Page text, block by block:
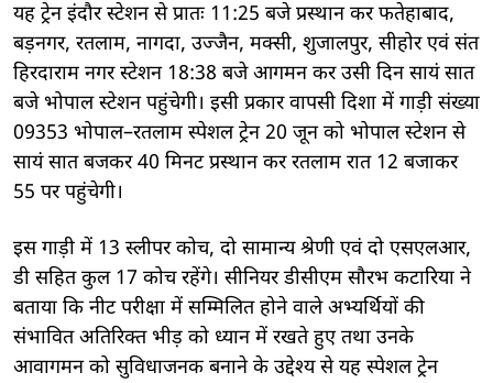
यह ट्रेन इंदौर स्टेशन से प्रातः 11:25 बजे प्रस्थान कर फतेहाबाद,
बड़नगर, रतलाम, नागदा, उज्जैन, मक्सी, शुजालपुर, सीहोर एवं संत
हिरदाराम नगर स्टेशन 18:38 बजे आगमन कर उसी दिन सायं सात
बजे भोपाल स्टेशन पहुंचेगी। इसी प्रकार वापसी दिशा में गाड़ी संख्या
09353 भोपाल–रतलाम स्पेशल ट्रेन 20 जून को भोपाल स्टेशन से
सायं सात बजकर 40 मिनट प्रस्थान कर रतलाम रात 12 बजाकर
55 पर पहुंचेगी।
इस गाड़ी में 13 स्लीपर कोच, दो सामान्य श्रेणी एवं दो एसएलआर,
डी सहित कुल 17 कोच रहेंगे। सीनियर डीसीएम सौरभ कटारिया ने
बताया कि नीट परीक्षा में सम्मिलित होने वाले अभ्यर्थियों की
संभावित अतिरिक्त भीड़ को ध्यान में रखते हुए तथा उनके
आवागमन को सुविधाजनक बनाने के उद्देश्य से यह स्पेशल ट्रेन